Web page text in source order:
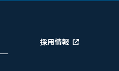
採用情報